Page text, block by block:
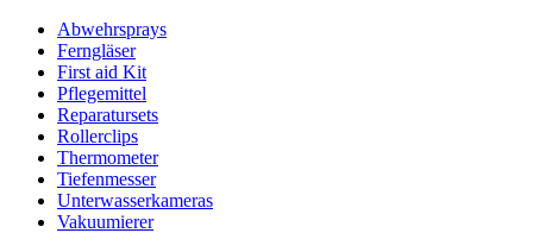
Abwehrsprays
Ferngläser
First aid Kit
Pflegemittel
Reparatursets
Rollerclips
Thermometer
Tiefenmesser
Unterwasserkameras
Vakuumierer